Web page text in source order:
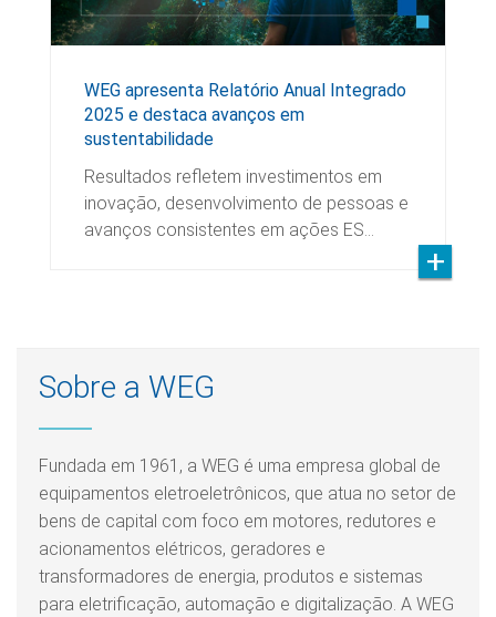
WEG apresenta Relatório Anual Integrado
2025 e destaca avanços em
sustentabilidade
Resultados refletem investimentos em
inovação, desenvolvimento de pessoas e
avanços consistentes em ações ES…
Sobre a WEG
Fundada em 1961, a WEG é uma empresa global de
equipamentos eletroeletrônicos, que atua no setor de
bens de capital com foco em motores, redutores e
acionamentos elétricos, geradores e
transformadores de energia, produtos e sistemas
para eletrificação, automação e digitalização. A WEG